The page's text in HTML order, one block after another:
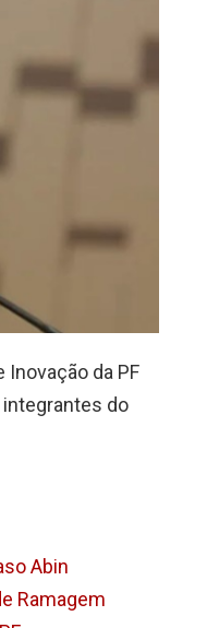
da PF
do
Abin
Ramagem